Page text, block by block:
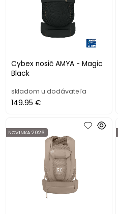
Cybex nosič AMYA - Magic
Black
skladom u dodávateľa
149.95 €
NOVINKA 2026